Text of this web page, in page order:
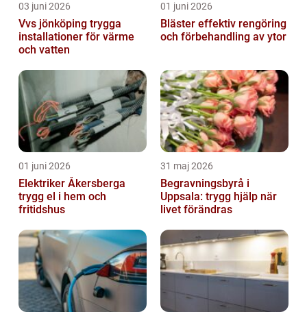
03 juni 2026
Vvs jönköping trygga
installationer för värme
och vatten
01 juni 2026
Bläster effektiv rengöring
och förbehandling av ytor
01 juni 2026
Elektriker Åkersberga
trygg el i hem och
fritidshus
31 maj 2026
Begravningsbyrå i
Uppsala: trygg hjälp när
livet förändras